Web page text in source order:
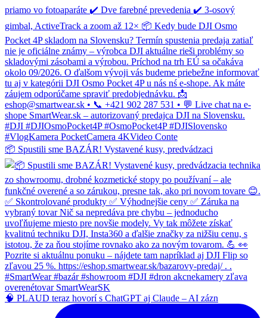
📦 Spustili sme BAZÁR! Vystavené kusy, predvádzaci
🧠 PLAUD teraz hovorí s ChatGPT aj Claude – AI zázn